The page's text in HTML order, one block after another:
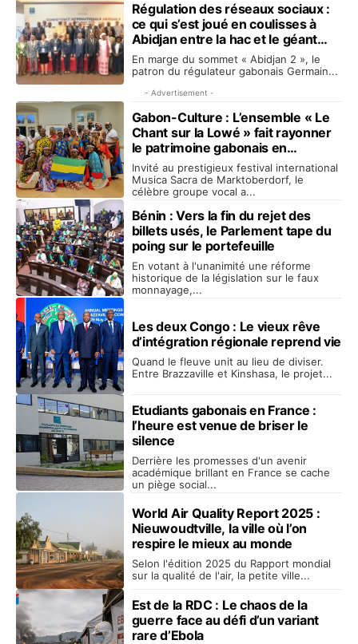
Régulation des réseaux sociaux :
ce qui s’est joué en coulisses à
Abidjan entre la hac et le géant
Meta
En marge du sommet « Abidjan 2 », le
patron du régulateur gabonais Germain...
- Advertisement -
Gabon-Culture : L’ensemble « Le
Chant sur la Lowé » fait rayonner
le patrimoine gabonais en
Allemagne
Invité au prestigieux festival international
Musica Sacra de Marktoberdorf, le
célèbre groupe vocal a...
Bénin : Vers la fin du rejet des
billets usés, le Parlement tape du
poing sur le portefeuille
En votant à l'unanimité une réforme
historique de la législation sur le faux
monnayage,...
Les deux Congo : Le vieux rêve
d’intégration régionale reprend vie
Quand le fleuve unit au lieu de diviser.
Entre Brazzaville et Kinshasa, le projet...
Etudiants gabonais en France :
l’heure est venue de briser le
silence
Derrière les promesses d'un avenir
académique brillant en France se cache
un piège social...
World Air Quality Report 2025 :
Nieuwoudtville, la ville où l’on
respire le mieux au monde
Selon l'édition 2025 du Rapport mondial
sur la qualité de l'air, la petite ville...
Est de la RDC : Le chaos de la
guerre face au défi d’un variant
rare d’Ebola